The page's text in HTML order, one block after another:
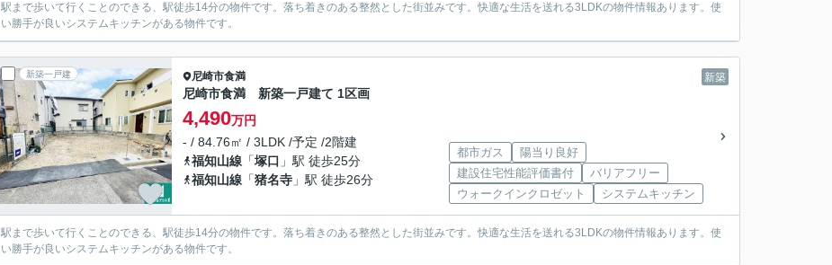
駅まで歩いて行くことのできる、駅徒歩14分の物件です。落ち着きのある整然とした街並みです。快適な生活を送れる3LDKの物件情報あります。使
い勝手が良いシステムキッチンがある物件です。
新築一戸建 新築
尼崎市食満
尼崎市食満 新築一戸建て 1区画
4,490万円
- / 84.76㎡ / 3LDK /予定 /2階建
福知山線 「塚口 」駅 徒歩25分
福知山線 「猪名寺 」駅 徒歩26分
都市ガス
陽当り良好
建設住宅性能評価書付
バリアフリー
ウォークインクロゼット
システムキッチン
駅まで歩いて行くことのできる、駅徒歩14分の物件です。落ち着きのある整然とした街並みです。快適な生活を送れる3LDKの物件情報あります。使
い勝手が良いシステムキッチンがある物件です。